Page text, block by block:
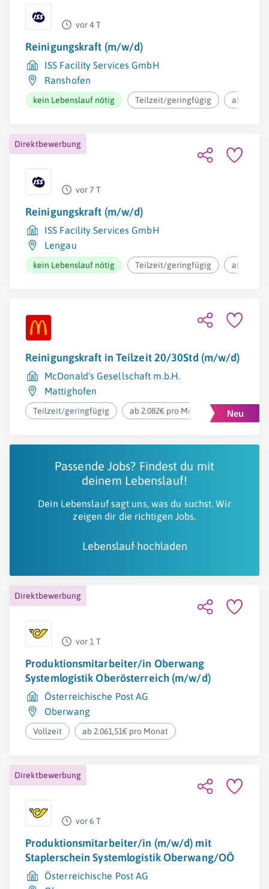
vor 4 T
Reinigungskraft (m/w/d)
ISS Facility Services GmbH
Ranshofen
kein Lebenslauf nötig Teilzeit/geringfügig ab
Direktbewerbung
vor 7 T
Reinigungskraft (m/w/d)
ISS Facility Services GmbH
Lengau
kein Lebenslauf nötig Teilzeit/geringfügig ab
Reinigungskraft in Teilzeit 20/30Std (m/w/d)
McDonald's Gesellschaft m.b.H.
Mattighofen
Teilzeit/geringfügig ab 2.082€ pro Monat
Passende Jobs? Findest du mit
deinem Lebenslauf!
Dein Lebenslauf sagt uns, was du suchst. Wir
zeigen dir die richtigen Jobs.
Lebenslauf hochladen
Direktbewerbung
vor 1 T
Produktionsmitarbeiter/in Oberwang
Systemlogistik Oberösterreich (m/w/d)
Österreichische Post AG
Oberwang
Vollzeit ab 2.061,51€ pro Monat
Direktbewerbung
vor 6 T
Produktionsmitarbeiter/in (m/w/d) mit
Staplerschein Systemlogistik Oberwang/OÖ
Österreichische Post AG